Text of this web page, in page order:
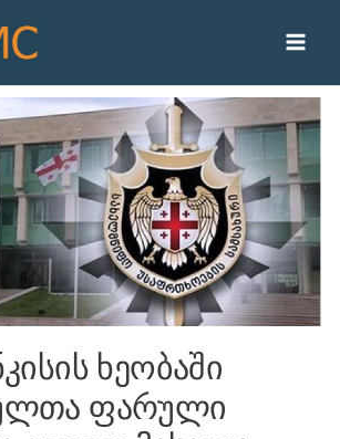
ხეობაში
ფარული